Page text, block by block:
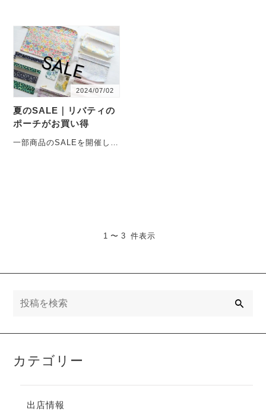
す。今日は、今後の商品
に・・・
2024/07/02
夏のSALE｜リバティの
ポーチがお買い得
一部商品のSALEを開催して
1 〜 3 件表示
カテゴリー
出店情報